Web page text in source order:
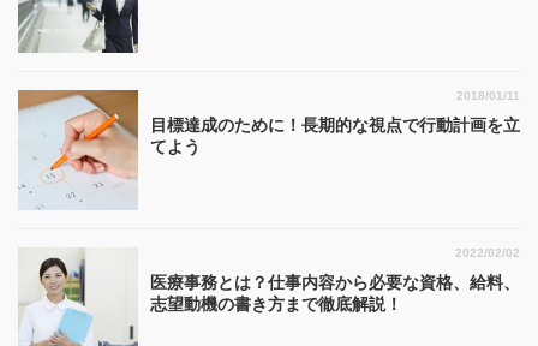
目標達成のために！長期的な視点で行動計画を立
てよう
2018/01/11
医療事務とは？仕事内容から必要な資格、給料、
志望動機の書き方まで徹底解説！
2022/02/02